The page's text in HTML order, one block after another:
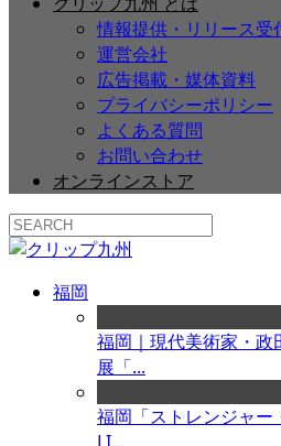
情報提供・リリース受
運営会社
広告掲載・媒体資料
プライバシーポリシー
よくある質問
お問い合わせ
オンラインストア
福岡
福岡｜現代美術家・
展「...
福岡「ストレンジャー